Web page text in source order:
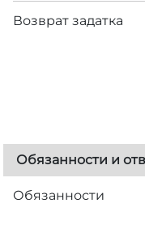
Возврат задатка
Обязанности и
Обязанности